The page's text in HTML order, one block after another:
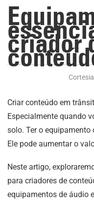
criador
Criar conteúdo em
Especialmente quando
solo. Ter o equipamento
Ele pode aumentar o
Neste artigo,
para criadores de
equipamentos de áudio